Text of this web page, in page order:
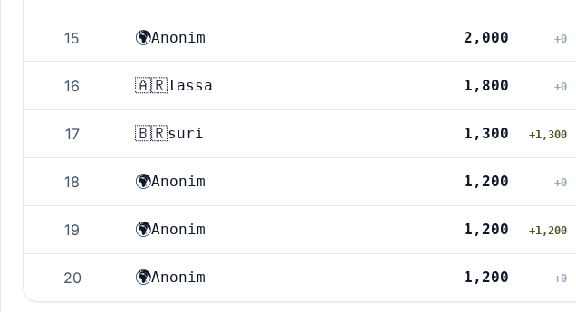
15 🌍Anonim 2,000 +0
16 🇦🇷Tassa 1,800 +0
17 🇧🇷suri 1,300 +1,300
18 🌍Anonim 1,200 +0
19 🌍Anonim 1,200 +1,200
20 🌍Anonim 1,200 +0